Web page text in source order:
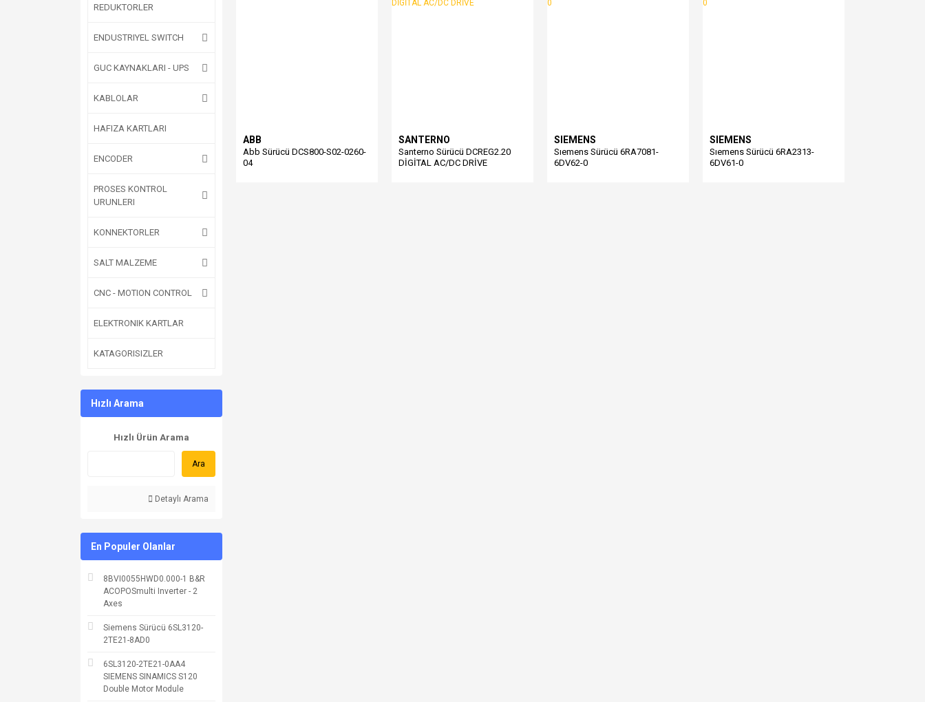
REDUKTORLER
ENDUSTRIYEL SWITCH
GUC KAYNAKLARI - UPS
KABLOLAR
HAFIZA KARTLARI
ENCODER
PROSES KONTROL
URUNLERI
KONNEKTORLER
SALT MALZEME
CNC - MOTION CONTROL
ELEKTRONIK KARTLAR
KATAGORISIZLER
Hızlı Arama
Hızlı Ürün Arama
Ara
Detaylı Arama
En Populer Olanlar
8BVI0055HWD0.000-1 B&R
ACOPOSmulti Inverter - 2
Axes
Siemens Sürücü 6SL3120-
2TE21-8AD0
6SL3120-2TE21-0AA4
SIEMENS SINAMICS S120
Double Motor Module
ABB
Abb Sürücü DCS800-S02-0260-
04
SANTERNO
Santerno Sürücü DCREG2.20
DİGİTAL AC/DC DRİVE
SIEMENS
Sıemens Sürücü 6RA7081-
6DV62-0
SIEMENS
Sıemens Sürücü 6RA2313-
6DV61-0